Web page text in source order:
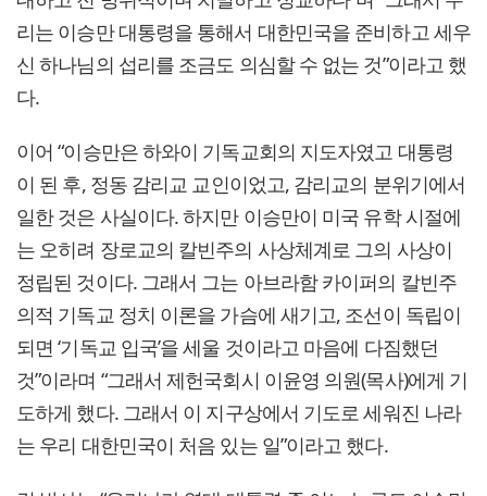
리는 이승만 대통령을 통해서 대한민국을 준비하고 세우
신 하나님의 섭리를 조금도 의심할 수 없는 것”이라고 했
다.
이어 “이승만은 하와이 기독교회의 지도자였고 대통령
이 된 후, 정동 감리교 교인이었고, 감리교의 분위기에서
일한 것은 사실이다. 하지만 이승만이 미국 유학 시절에
는 오히려 장로교의 칼빈주의 사상체계로 그의 사상이
정립된 것이다. 그래서 그는 아브라함 카이퍼의 칼빈주
의적 기독교 정치 이론을 가슴에 새기고, 조선이 독립이
되면 ‘기독교 입국’을 세울 것이라고 마음에 다짐했던
것”이라며 “그래서 제헌국회시 이윤영 의원(목사)에게 기
도하게 했다. 그래서 이 지구상에서 기도로 세워진 나라
는 우리 대한민국이 처음 있는 일”이라고 했다.